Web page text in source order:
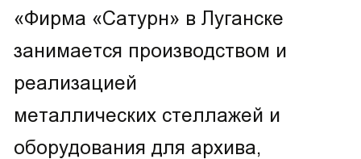
«Фирма «Сатурн» в Луганске
занимается производством и
реализацией
металлических стеллажей и
оборудования для архива,